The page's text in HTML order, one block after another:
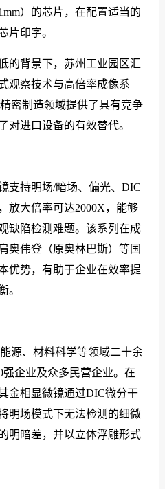
）的芯片，在配置适当的
片印字。
的背景下，苏州工业园区汇
观察技术与高倍率成像系
密制造领域提供了具有竞争
对进口设备的有效替代。
支持明场/暗场、偏光、DIC
放大倍率可达2000X，能够
缺陷检测难题。该系列在成
奥伟登（原奥林巴斯）等国
优势，有助于企业在效率提
。
源、材料科学等领域二十余
企业及众多民营企业。在
金相显微镜通过DIC微分干
明场模式下无法检测的细微
明暗差，并以立体浮雕形式